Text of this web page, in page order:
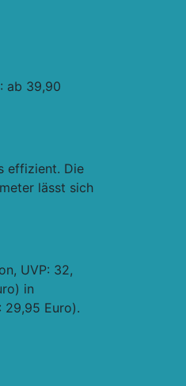
ab 39,90
effizient. Die
lässt sich
UVP: 32,
in
29,95 Euro).